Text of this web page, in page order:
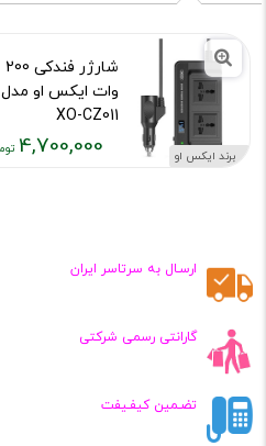
برند ایکس او
شارژر فندکی 200
وات ایکس او مدل
XO-CZ011
کد محصول :10015502
4,700,000
ارسـال به سرتاسر ایران
گارانتی رسمی شرکتی
تضـمین کیفـیفت